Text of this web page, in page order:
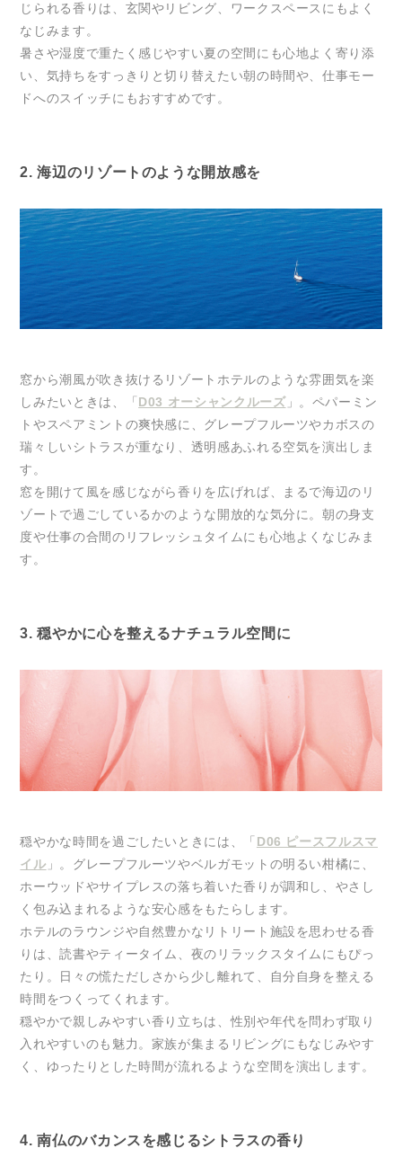
じられる香りは、玄関やリビング、ワークスペースにもよく
なじみます。
暑さや湿度で重たく感じやすい夏の空間にも心地よく寄り添
い、気持ちをすっきりと切り替えたい朝の時間や、仕事モー
ドへのスイッチにもおすすめです。
2. 海辺のリゾートのような開放感を
窓から潮風が吹き抜けるリゾートホテルのような雰囲気を楽
しみたいときは、「 D03 オーシャンクルーズ」。ペパーミン
トやスペアミントの爽快感に、グレープフルーツやカボスの
瑞々しいシトラスが重なり、透明感あふれる空気を演出しま
す。
窓を開けて風を感じながら香りを広げれば、まるで海辺のリ
ゾートで過ごしているかのような開放的な気分に。朝の身支
度や仕事の合間のリフレッシュタイムにも心地よくなじみま
す。
3. 穏やかに心を整えるナチュラル空間に
穏やかな時間を過ごしたいときには、「 D06 ピースフルスマ
イル 」。グレープフルーツやベルガモットの明るい柑橘に、
ホーウッドやサイプレスの落ち着いた香りが調和し、やさし
く包み込まれるような安心感をもたらします。
ホテルのラウンジや自然豊かなリトリート施設を思わせる香
りは、読書やティータイム、夜のリラックスタイムにもぴっ
たり。日々の慌ただしさから少し離れて、自分自身を整える
時間をつくってくれます。
穏やかで親しみやすい香り立ちは、性別や年代を問わず取り
入れやすいのも魅力。家族が集まるリビングにもなじみやす
く、ゆったりとした時間が流れるような空間を演出します。
4. 南仏のバカンスを感じるシトラスの香り